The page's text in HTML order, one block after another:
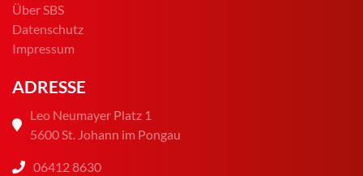
Über SBS
Datenschutz
Impressum
ADRESSE
Leo Neumayer Platz 1
5600 St. Johann im Pongau
06412 8630